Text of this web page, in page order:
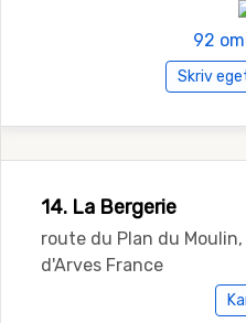
92
Skriv
14. La Bergerie
route du Plan du
d'Arves France